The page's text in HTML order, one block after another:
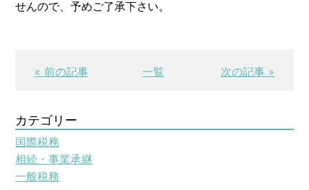
せんので、予めご了承下さい。
« 前の記事 一覧 次の記事 »
カテゴリー
国際税務
相続・事業承継
一般税務